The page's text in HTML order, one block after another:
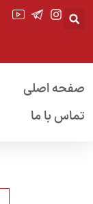
صفحه اصلی
تماس با ما